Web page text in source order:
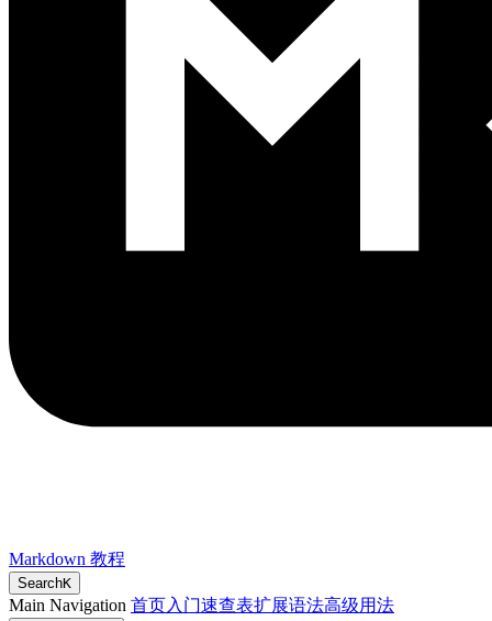
Markdown 教程
SearchK
Main Navigation 首页入门速查表扩展语法高级用法